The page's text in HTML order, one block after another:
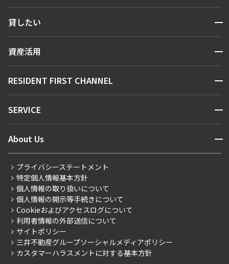
人気エリアから探す
新着情報から探す
新着募集情報
こだわりから探す
こだわり一覧
プレミアムマンション
新築
当社限定（港区・渋谷区）
当社限定（港区・渋谷区以外）
三井不動産企画
貸したい 開閉
お問い合わせ
資産活用 開閉
お問い合わせ
RESIDENT FIRST CHANNEL 開閉
マンションレポート
住まいのコラム
SERVICE 開閉
会員ページ
ご入居・提携サービス
お部屋探しからご契約まで
よくあるご質問
社宅紹介
【仲介会社様向け】当社仲介事業部取り扱い物件入居申込
About Us 開閉
会社情報
事業案内
採用情報
ニュースリリース
お問い合わせ
プライバシーステートメント
特定個人情報基本方針
個人情報の取り扱いについて
個人情報の開示等手続きについて
Cookieおよびアクセスログについて
利用者情報の外部送信について
サイトポリシー
三井不動産グループソーシャルメディアポリシー
カスタマーハラスメントに対する基本方針